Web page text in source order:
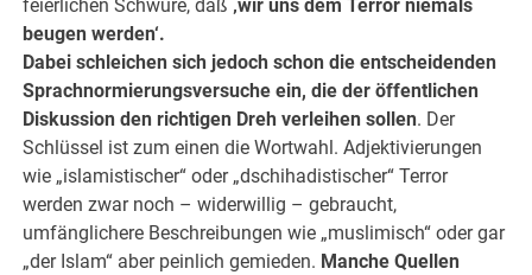
feierlichen Schwüre, daß ‚wir uns dem Terror niemals
beugen werden‘.
Dabei schleichen sich jedoch schon die entscheidenden
Sprachnormierungsversuche ein, die der öffentlichen
Diskussion den richtigen Dreh verleihen sollen. Der
Schlüssel ist zum einen die Wortwahl. Adjektivierungen
wie „islamistischer“ oder „dschihadistischer“ Terror
werden zwar noch – widerwillig – gebraucht,
umfänglichere Beschreibungen wie „muslimisch“ oder gar
„der Islam“ aber peinlich gemieden. Manche Quellen